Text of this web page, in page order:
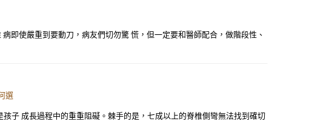
即使嚴重到要動刀，病友們切勿驚 慌，但一定要和醫師配合，做階段性、
選
子 成長過程中的重重阻礙。棘手的是，七成以上的脊椎側彎無法找到確切